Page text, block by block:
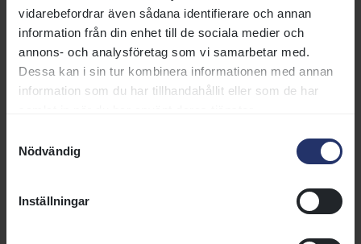
vidarebefordrar även sådana identifierare och annan
information från din enhet till de sociala medier och
annons- och analysföretag som vi samarbetar med.
Dessa kan i sin tur kombinera informationen med annan
information som du har tillhandahållit eller som de har
Nödvändig
Inställningar
Börja med ponnygalopp
Älskar du fart och att ha kul? Då
är ponnygalopp något för dig!
tillsammans. Oavsett om du vill
pröva för första gången eller